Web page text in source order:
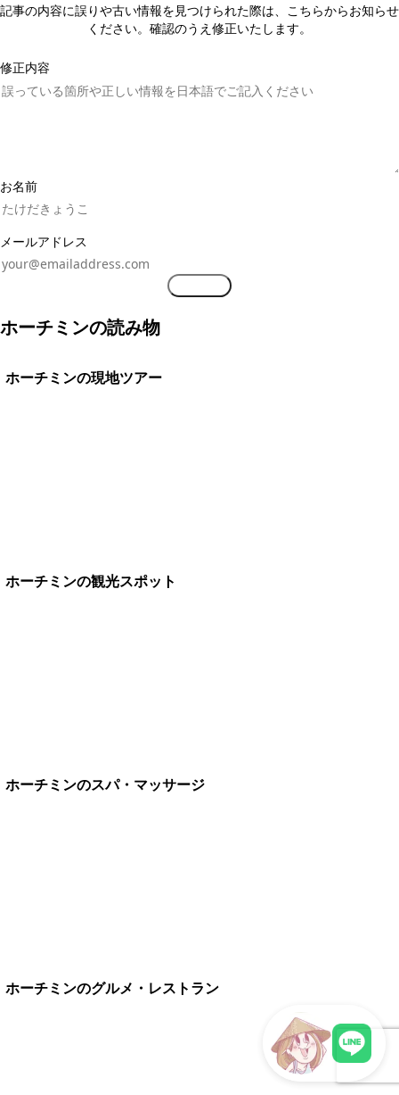
記事の内容に誤りや古い情報を見つけられた際は、こちらからお知らせ
ください。確認のうえ修正いたします。
修正内容
お名前
メールアドレス
ホーチミンの読み物
ホーチミンの現地ツアー
ホーチミンの観光スポット
ホーチミンのスパ・マッサージ
ホーチミンのグルメ・レストラン